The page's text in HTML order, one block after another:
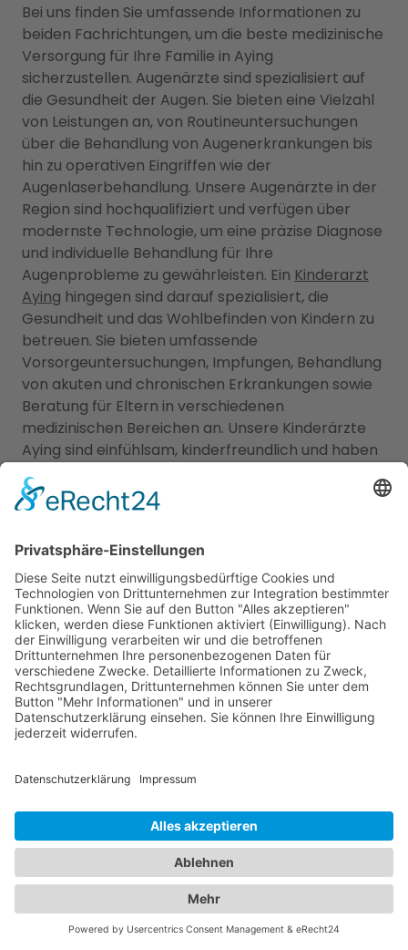
Bei uns finden Sie umfassende Informationen zu
beiden Fachrichtungen, um die beste medizinische
Versorgung für Ihre Familie in Aying
sicherzustellen. Augenärzte sind spezialisiert auf
die Gesundheit der Augen. Sie bieten eine Vielzahl
von Leistungen an, von Routineuntersuchungen
über die Behandlung von Augenerkrankungen bis
hin zu operativen Eingriffen wie der
Augenlaserbehandlung. Unsere Augenärzte in der
Region sind hochqualifiziert und verfügen über
modernste Technologie, um eine präzise Diagnose
und individuelle Behandlung für Ihre
Augenprobleme zu gewährleisten. Ein Kinderarzt
Aying hingegen sind darauf spezialisiert, die
Gesundheit und das Wohlbefinden von Kindern zu
betreuen. Sie bieten umfassende
Vorsorgeuntersuchungen, Impfungen, Behandlung
von akuten und chronischen Erkrankungen sowie
Beratung für Eltern in verschiedenen
medizinischen Bereichen an. Unsere Kinderärzte
Aying sind einfühlsam, kinderfreundlich und haben
langjährige Erfahrung in der Betreuung von Kindern
aller Altersgruppen. Unser Branchenportal bietet
Ihnen detaillierte Informationen zu Augenärzten
einsehen, Qualifikationen, Spezialisierungen,
Öffnungszeiten und Standorte erfahren sowie
Bewertungen von anderen Patienten lesen. Auf
diese Weise können Sie die bestmögliche
Entscheidung für die Gesundheit Ihrer Familie
treffen. Vertrauen Sie auf unsere Plattform, um die
besten Augenärzte und Kinderärzte in Ihrer Nähe
zu finden. Sorgen Sie dafür, dass Ihre Familie in den
Händen erfahrener und fürsorglicher Ärzte ist.
Jetzt Augenarzt finden!